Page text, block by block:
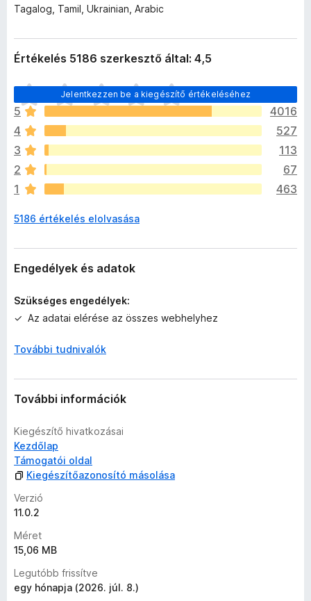
Tagalog, Tamil, Ukrainian, Arabic
Értékelés 5186 szerkesztő által: 4,5
Jelentkezzen be a kiegészítő értékeléséhez
M
é
g
n
i
n
c
s
n
k
c
g
s
é
t
é
k
e
é
s
k
5
4016
4
527
3
113
2
67
1
463
5186 értékelés elolvasása
Engedélyek és adatok
Szükséges engedélyek:
Az adatai elérése az összes webhelyhez
További tudnivalók
További információk
Kiegészítő hivatkozásai
Kezdőlap
Támogatói oldal
Kiegészítőazonosító másolása
Verzió
11.0.2
Méret
15,06 MB
Legutóbb frissítve
egy hónapja (2026. júl. 8.)